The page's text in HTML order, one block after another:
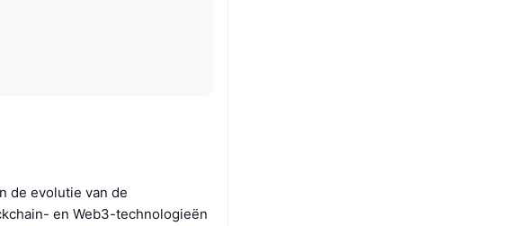
de evolutie van de
en Web3-technologieën